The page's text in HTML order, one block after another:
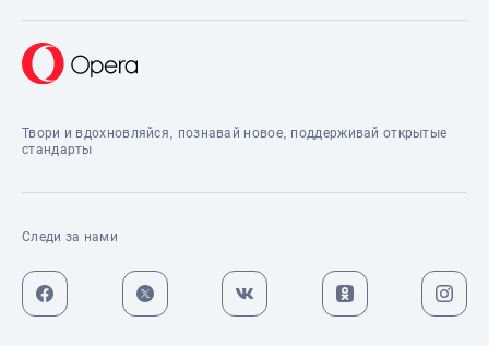
Твори и вдохновляйся, познавай новое, поддерживай открытые
стандарты
Следи за нами